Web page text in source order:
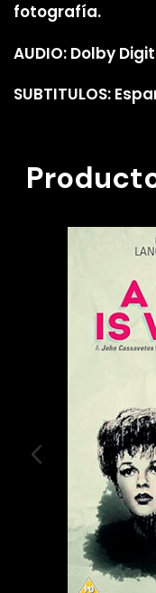
fotografía.
AUDIO: Dolby
SUBTITULOS: